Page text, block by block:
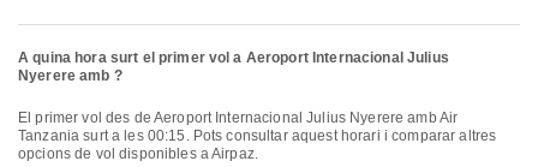
A quina hora surt el primer vol a Aeroport Internacional Julius
Nyerere amb ?
El primer vol des de Aeroport Internacional Julius Nyerere amb Air
Tanzania surt a les 00:15. Pots consultar aquest horari i comparar altres
opcions de vol disponibles a Airpaz.